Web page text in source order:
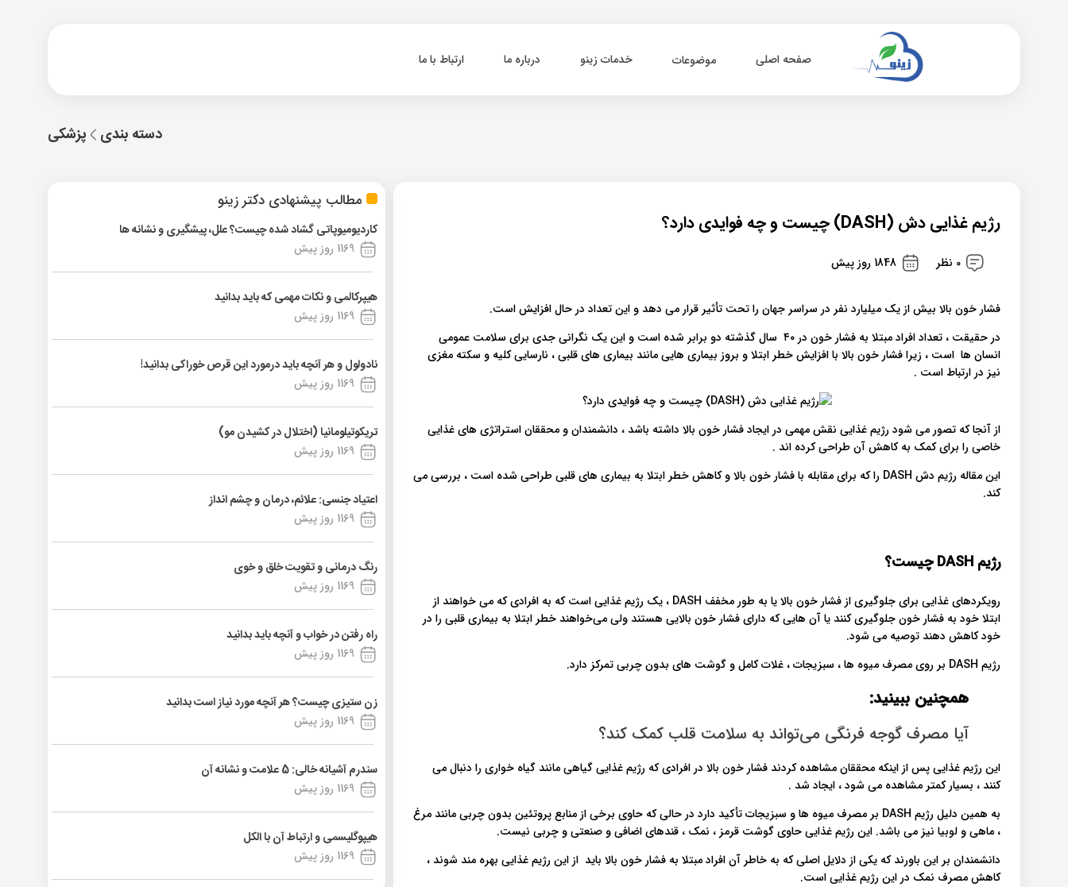
صفحه اصلی موضوعات خدمات زینو درباره ما ارتباط با ما
پزشکی دسته بندی
مطالب پیشنهادی دکتر زینو
کاردیومیوپاتی گشاد شده چیست؟ علل، پیشگیری و نشانه ها
1169 روز پیش
هیپرکالمی و نکات مهمی که باید بدانید
1169 روز پیش
نادولول و هر آنچه باید درمورد این قرص خوراکی بدانید!
1169 روز پیش
تریکوتیلومانیا (اختلال در کشیدن مو)
1169 روز پیش
اعتیاد جنسی: علائم، درمان و چشم انداز
1169 روز پیش
رنگ درمانی و تقویت خلق و خوی
1169 روز پیش
راه رفتن در خواب و آنچه باید بدانید
1169 روز پیش
زن ستیزی چیست؟ هر آنچه مورد نیاز است بدانید
1169 روز پیش
سندرم آشیانه خالی: 5 علامت و نشانه آن
1169 روز پیش
هیپوگلیسمی و ارتباط آن با الکل
1169 روز پیش
رژیم غذایی دش (DASH) چیست و چه فوایدی دارد؟
0 نظر 1848 روز پیش
فشار خون بالا بیش از یک میلیارد نفر در سراسر جهان را تحت تأثیر قرار می دهد و این تعداد در حال افزایش است.
در حقیقت ، تعداد افراد مبتلا به فشار خون در ۴۰ سال گذشته دو برابر شده است و این یک نگرانی جدی برای سلامت عمومی
انسان ها است ، زیرا فشار خون بالا با افزایش خطر ابتلا و بروز بیماری هایی مانند بیماری های قلبی ، نارسایی کلیه و سکته مغزی
نیز در ارتباط است .
از آنجا که تصور می شود رژیم غذایی نقش مهمی در ایجاد فشار خون بالا داشته باشد ، دانشمندان و محققان استراتژی های غذایی
خاصی را برای کمک به کاهش آن طراحی کرده اند .
این مقاله رژیم دش DASH را که برای مقابله با فشار خون بالا و کاهش خطر ابتلا به بیماری های قلبی طراحی شده است ، بررسی می
کند.
رژیم DASH چیست؟
رویکردهای غذایی برای جلوگیری از فشار خون بالا یا به طور مخفف DASH ، یک رژیم غذایی است که به افرادی که می خواهند از
ابتلا خود به فشار خون جلوگیری کنند یا آن هایی که دارای فشار خون بالایی هستند ولی می‌خواهند خطر ابتلا به بیماری قلبی را در
خود کاهش دهند توصیه می شود.
رژیم DASH بر روی مصرف میوه ها ، سبزیجات ، غلات کامل و گوشت های بدون چربی تمرکز دارد.
همچنین ببینید:
آیا مصرف گوجه فرنگی می‌تواند به سلامت قلب کمک کند؟
این رژیم غذایی پس از اینکه محققان مشاهده کردند فشار خون بالا در افرادی که رژیم غذایی گیاهی مانند گیاه خواری را دنبال می
کنند ، بسیار کمتر مشاهده می شود ، ایجاد شد .
به همین دلیل رژیم DASH بر مصرف میوه ها و سبزیجات تأکید دارد در حالی که حاوی برخی از منابع پروتئین بدون چربی مانند مرغ
، ماهی و لوبیا نیز می باشد. این رژیم غذایی حاوی گوشت قرمز ، نمک ، قندهای اضافی و صنعتی و چربی نیست.
دانشمندان بر این باورند که یکی از دلایل اصلی که به خاطر آن افراد مبتلا به فشار خون بالا باید از این رژیم غذایی بهره مند شوند ،
کاهش مصرف نمک در این رژیم غذایی است.